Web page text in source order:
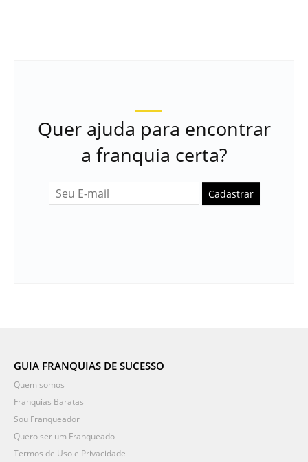
Quer ajuda para encontrar
a franquia certa?
Cadastrar
GUIA FRANQUIAS DE SUCESSO
Quem somos
Franquias Baratas
Sou Franqueador
Quero ser um Franqueado
Termos de Uso e Privacidade